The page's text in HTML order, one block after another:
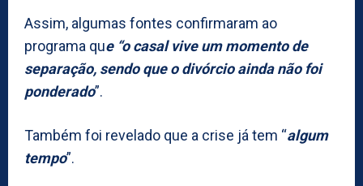
Assim, algumas fontes confirmaram ao
programa que “o casal vive um momento de
separação, sendo que o divórcio ainda não foi
ponderado”.
Também foi revelado que a crise já tem “algum
tempo”.